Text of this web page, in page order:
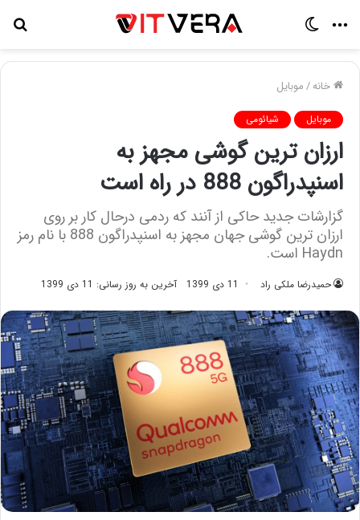
منو
خانه/موبایل
موبایل شیائومی
ارزان ترین گوشی مجهز به
اسنپدراگون 888 در راه است
گزارشات جدید حاکی از آنند که ردمی درحال کار بر روی
ارزان ترین گوشی جهان مجهز به اسنپدراگون 888 با نام رمز
Haydn است.
حمیدرضا ملکی راد 11 دی 1399 آخرین به روز رسانی: 11 دی 1399